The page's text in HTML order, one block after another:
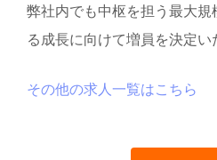
弊社内でも中枢を担う最大
る成長に向けて増員を決定い
その他の求人一覧はこちら